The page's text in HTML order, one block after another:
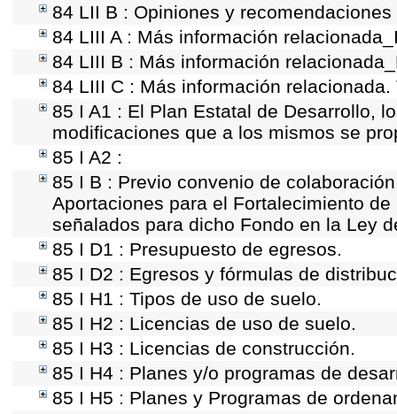
84 LII B : Opiniones y
84 LIII A : Más información
84 LIII B : Más información
84 LIII C : Más información
85 I A1 : El Plan Estatal de Desarrollo,
modificaciones que a los mismos se
85 I A2 :
85 I B : Previo convenio de
Aportaciones para el Fortalecimiento
señalados para dicho Fondo en la Ley
85 I D1 : Presupuesto de egresos.
85 I D2 : Egresos y fórmulas de
85 I H1 : Tipos de uso de suelo.
85 I H2 : Licencias de uso de suelo.
85 I H3 : Licencias de construcción.
85 I H4 : Planes y/o programas de
85 I H5 : Planes y Programas de